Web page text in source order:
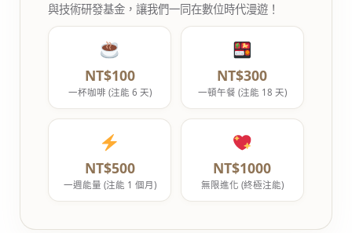
與技術研發基金，讓我們一同在數位時代漫遊！
NT$100
一杯咖啡 (注能 6 天)
NT$300
一頓午餐 (注能 18 天)
NT$500
一週能量 (注能 1 個月)
NT$1000
無限進化 (終極注能)